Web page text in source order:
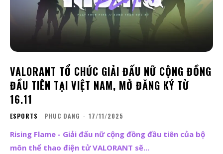
VALORANT TỔ CHỨC GIẢI ĐẤU NỮ CỘNG ĐỒNG
ĐẦU TIÊN TẠI VIỆT NAM, MỞ ĐĂNG KÝ TỪ
16.11
ESPORTS PHUC DANG - 17/11/2025
Rising Flame - Giải đấu nữ cộng đồng đầu tiên của bộ
môn thể thao điện tử VALORANT sẽ...